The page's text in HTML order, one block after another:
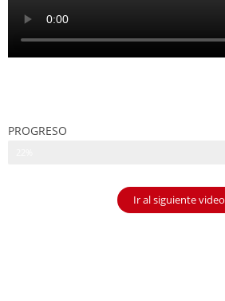
PROGRESO
Ir al siguiente video